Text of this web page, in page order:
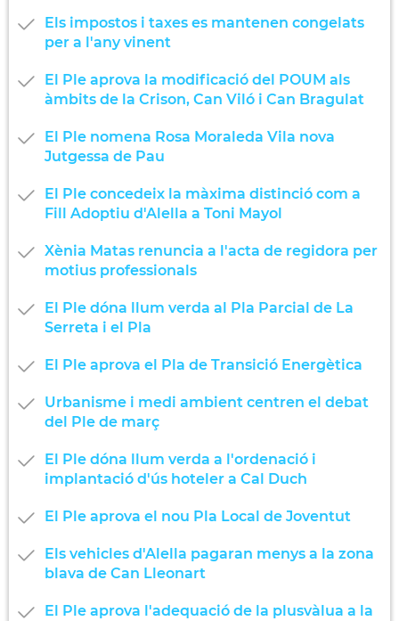
Els impostos i taxes es mantenen congelats
per a l'any vinent
El Ple aprova la modificació del POUM als
àmbits de la Crison, Can Viló i Can Bragulat
El Ple nomena Rosa Moraleda Vila nova
Jutgessa de Pau
El Ple concedeix la màxima distinció com a
Fill Adoptiu d'Alella a Toni Mayol
Xènia Matas renuncia a l'acta de regidora per
motius professionals
El Ple dóna llum verda al Pla Parcial de La
Serreta i el Pla
El Ple aprova el Pla de Transició Energètica
Urbanisme i medi ambient centren el debat
del Ple de març
El Ple dóna llum verda a l'ordenació i
implantació d'ús hoteler a Cal Duch
El Ple aprova el nou Pla Local de Joventut
Els vehicles d'Alella pagaran menys a la zona
blava de Can Lleonart
El Ple aprova l'adequació de la plusvàlua a la